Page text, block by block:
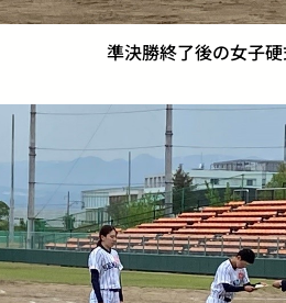
準決勝終了後の女子